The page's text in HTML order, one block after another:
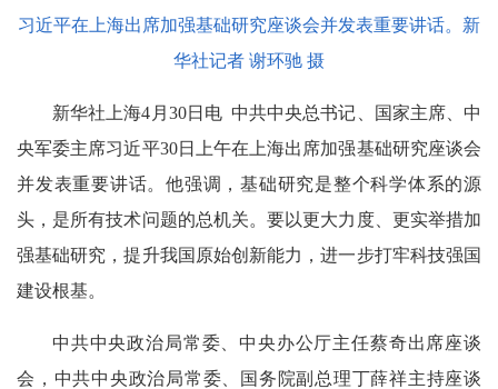
习近平在上海出席加强基础研究座谈会并发表重要讲话。新
华社记者 谢环驰 摄
新华社上海4月30日电 中共中央总书记、国家主席、中
央军委主席习近平30日上午在上海出席加强基础研究座谈会
并发表重要讲话。他强调，基础研究是整个科学体系的源
头，是所有技术问题的总机关。要以更大力度、更实举措加
强基础研究，提升我国原始创新能力，进一步打牢科技强国
建设根基。
中共中央政治局常委、中央办公厅主任蔡奇出席座谈
会，中共中央政治局常委、国务院副总理丁薛祥主持座谈